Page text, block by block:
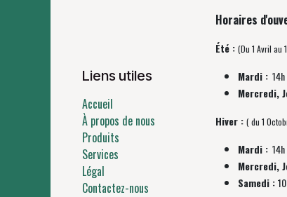
Liens utiles
Accueil
À propos de nous
Produits
Services
Légal
Contactez-nous
Horaires
Été : (Du 1 Avril au
Mardi :
Mercredi,
Hiver : ( du 1
Mardi :
Mercredi,
Samedi :